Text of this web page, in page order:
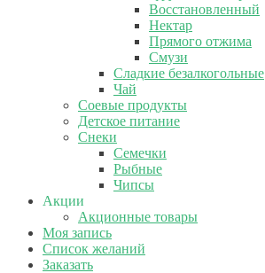
Восстановленный
Нектар
Прямого отжима
Смузи
Сладкие безалкогольные
Чай
Соевые продукты
Детское питание
Снеки
Семечки
Рыбные
Чипсы
Акции
Акционные товары
Моя запись
Список желаний
Заказать